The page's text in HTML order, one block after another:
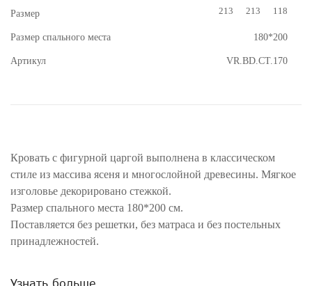
Размер 213 213 118
Размер спального места 180*200
Артикул VR.BD.CT.170
Кровать с фигурной царгой выполнена в классическом
стиле из массива ясеня и многослойной древесины. Мягкое
изголовье декорировано стежкой.
Размер спального места 180*200 см.
Поставляется без решетки, без матраса и без постельных
принадлежностей.
особенностей цветопередачи различных мониторов.
Узнать больше